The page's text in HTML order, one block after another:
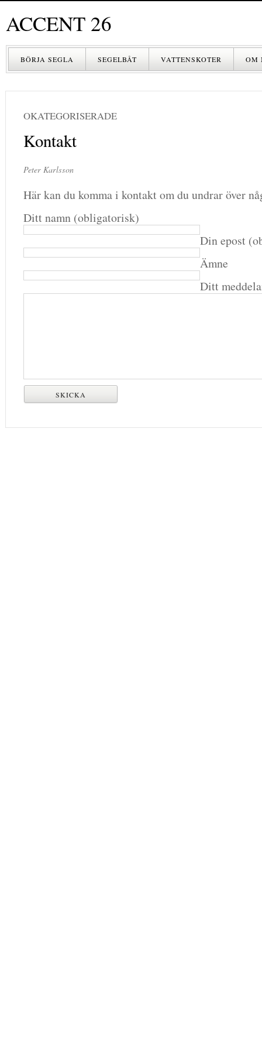
ACCENT 26
BÖRJA SEGLA SEGELBÅT VATTENSKOTER OM
OKATEGORISERADE
Kontakt
Peter Karlsson
Här kan du komma i kontakt om du undrar över
Ditt namn (obligatorisk)
Din epost
Ämne
Ditt